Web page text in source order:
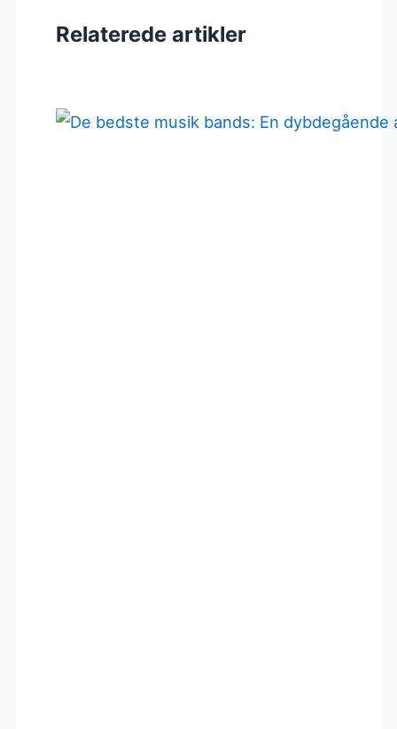
Relaterede artikler